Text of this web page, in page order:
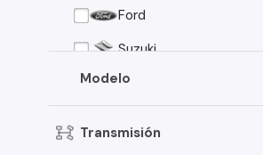
Ford
Suzuki
Peugeot
Modelo
Transmisión